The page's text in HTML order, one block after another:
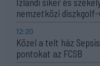
Izlandi siker és
nemzetközi
12:20
Közel a telt ház
pontokat az FCSB